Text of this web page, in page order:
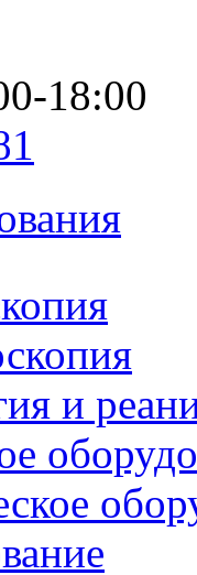
18:00
и